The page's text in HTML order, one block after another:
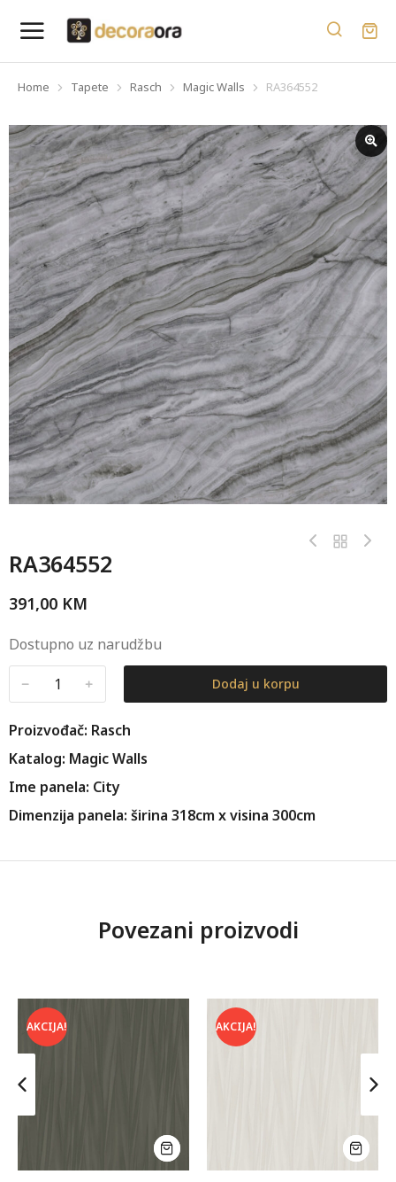
You are here:
Home Tapete Rasch Magic Walls RA364552
RA364552
391,00 KM
Dostupno uz narudžbu
﹣ ﹢ Dodaj u korpu
Proizvođač: Rasch
Katalog: Magic Walls
Ime panela: City
Dimenzija panela: širina 318cm x visina 300cm
Povezani proizvodi
AKCIJA! AKCIJA!